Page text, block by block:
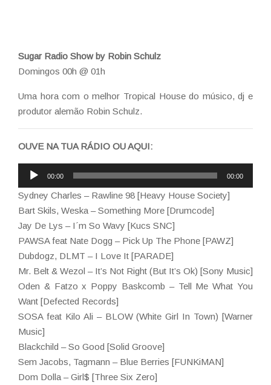
Sugar Radio Show by Robin Schulz
Domingos 00h @ 01h
Uma hora com o melhor Tropical House do músico, dj e
produtor alemão Robin Schulz.
OUVE NA TUA RÁDIO OU AQUI:
Reprodutor
de
áudio
00:00 00:00
Sydney Charles – Rawline 98 [Heavy House Society]
Bart Skils, Weska – Something More [Drumcode]
Jay De Lys – I´m So Wavy [Kucs SNC]
PAWSA feat Nate Dogg – Pick Up The Phone [PAWZ]
Dubdogz, DLMT – I Love It [PARADE]
Mr. Belt & Wezol – It’s Not Right (But It’s Ok) [Sony Music]
Oden & Fatzo x Poppy Baskcomb – Tell Me What You
Want [Defected Records]
SOSA feat Kilo Ali – BLOW (White Girl In Town) [Warner
Music]
Blackchild – So Good [Solid Groove]
Sem Jacobs, Tagmann – Blue Berries [FUNKiMAN]
Dom Dolla – Girl$ [Three Six Zero]